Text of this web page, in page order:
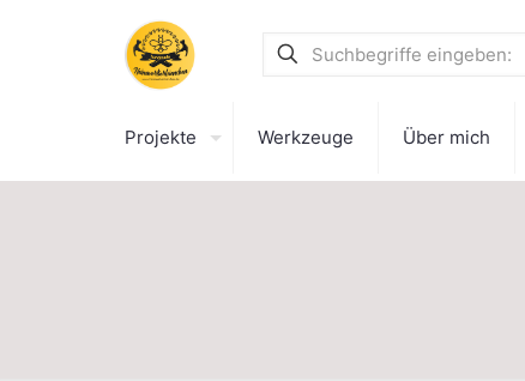
Projekte Werkzeuge Über mich